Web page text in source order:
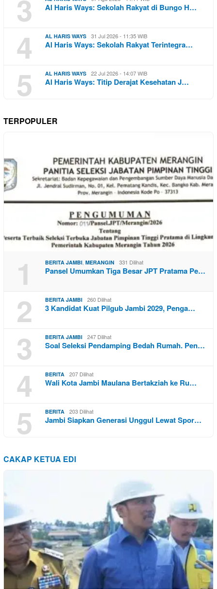
3 Al Haris Ways: Sekolah Rakyat di Bungo H…
4 AL HARIS WAYS 31 Jul 2026 - 11:35 WIB
Al Haris Ways: Sekolah Rakyat Terintegra…
5 AL HARIS WAYS 22 Jul 2026 - 14:07 WIB
Al Haris Ways: Titip Derajat Kesehatan J…
TERPOPULER
1 BERITA JAMBI MERANGIN 331 Dilihat
Pansel Umumkan Tiga Besar JPT Pratama Pe…
2 BERITA JAMBI 260 Dilihat
3 Kandidat Kuat Pilgub Jambi 2029, Penga…
3 BERITA JAMBI 247 Dilihat
Soal Seleksi Pendamping Bedah Rumah. Pen…
4 BERITA 207 Dilihat
Wali Kota Jambi Maulana Bertakziah ke Ru…
5 BERITA 203 Dilihat
Jambi Siapkan Generasi Unggul Lewat Spor…
CAKAP KETUA EDI